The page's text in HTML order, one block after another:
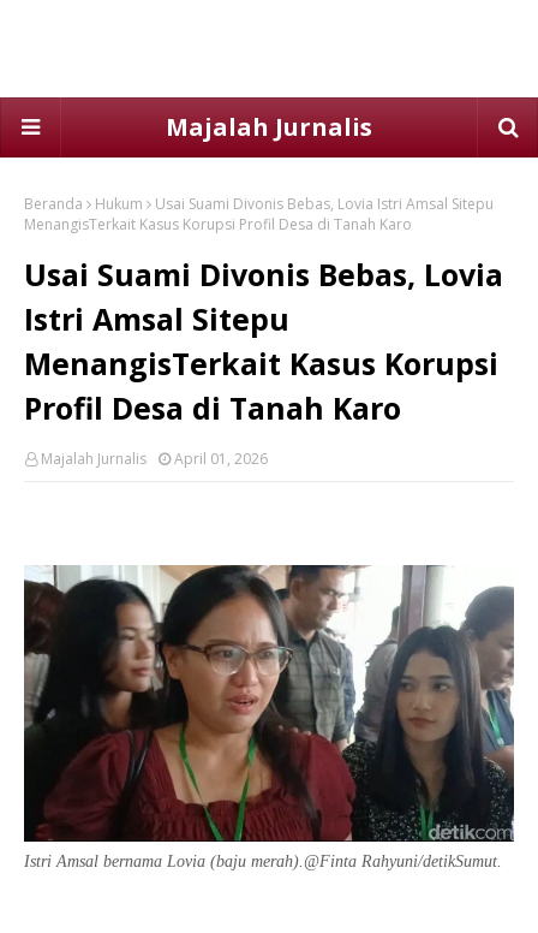
Majalah Jurnalis
Beranda Hukum
Usai Suami Divonis Bebas, Lovia Istri Amsal Sitepu
MenangisTerkait Kasus Korupsi Profil Desa di Tanah Karo
Usai Suami Divonis Bebas, Lovia
Istri Amsal Sitepu
MenangisTerkait Kasus Korupsi
Profil Desa di Tanah Karo
Majalah Jurnalis April 01, 2026
Istri Amsal bernama Lovia (baju merah).@Finta Rahyuni/detikSumut.